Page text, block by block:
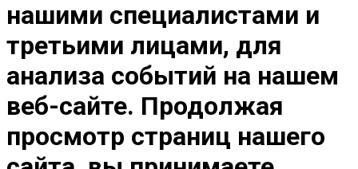
нашими специалистами и
третьими лицами, для
анализа событий на нашем
веб-сайте. Продолжая
просмотр страниц нашего